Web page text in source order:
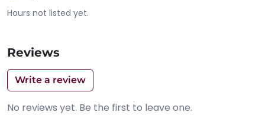
Hours not listed yet.
Reviews
Write a review
No reviews yet. Be the first to leave one.